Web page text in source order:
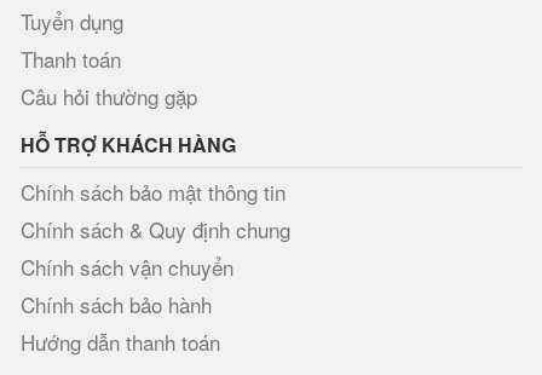
Tuyển dụng
Thanh toán
Câu hỏi thường gặp
HỖ TRỢ KHÁCH HÀNG
Chính sách bảo mật thông tin
Chính sách & Quy định chung
Chính sách vận chuyển
Chính sách bảo hành
Hướng dẫn thanh toán